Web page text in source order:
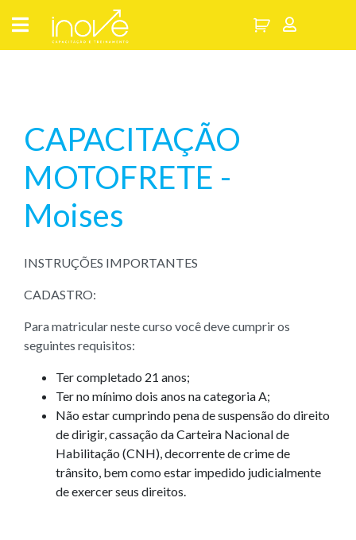
CAPACITAÇÃO
MOTOFRETE -
Moises
INSTRUÇÕES IMPORTANTES
CADASTRO:
Para matricular neste curso você deve cumprir os
seguintes requisitos:
Ter completado 21 anos;
Ter no mínimo dois anos na categoria A;
Não estar cumprindo pena de suspensão do direito
de dirigir, cassação da Carteira Nacional de
Habilitação (CNH), decorrente de crime de
trânsito, bem como estar impedido judicialmente
de exercer seus direitos.